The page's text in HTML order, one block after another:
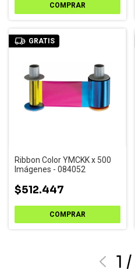
GRATIS
Ribbon Color YMCKK x 500
Imágenes - 084052
$512.447
1 /